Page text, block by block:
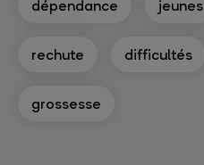
dépendance jeunes
rechute difficultés
grossesse